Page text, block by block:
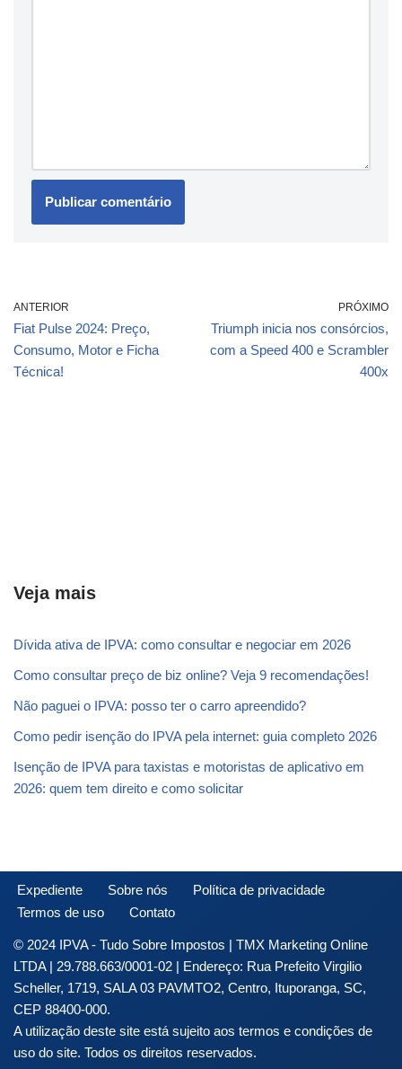
ANTERIOR
Fiat Pulse 2024: Preço,
Consumo, Motor e Ficha
Técnica!
PRÓXIMO
Triumph inicia nos consórcios,
com a Speed 400 e Scrambler
400x
Veja mais
Dívida ativa de IPVA: como consultar e negociar em 2026
Como consultar preço de biz online? Veja 9 recomendações!
Não paguei o IPVA: posso ter o carro apreendido?
Como pedir isenção do IPVA pela internet: guia completo 2026
Isenção de IPVA para taxistas e motoristas de aplicativo em
2026: quem tem direito e como solicitar
Expediente Sobre nós
Política de privacidade
Termos de uso
Contato
© 2024 IPVA - Tudo Sobre Impostos | TMX Marketing Online
LTDA | 29.788.663/0001-02 | Endereço: Rua Prefeito Virgilio
Scheller, 1719, SALA 03 PAVMTO2, Centro, Ituporanga, SC,
CEP 88400-000.
A utilização deste site está sujeito aos termos e condições de
uso do site. Todos os direitos reservados.